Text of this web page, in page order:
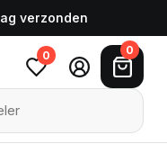
verzonden
0 0